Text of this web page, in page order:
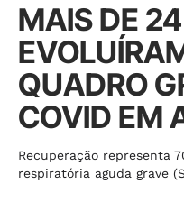
MAIS DE
QUADRO
COVID EM
Recuperação representa
respiratória aguda grave